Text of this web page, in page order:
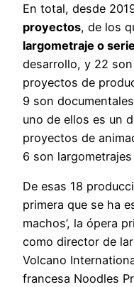
En total, desde
proyectos, de los
largometraje o serie
desarrollo, y 22
proyectos de
9 son
uno de ellos es un
proyectos de
6 son
De esas 18
primera que se ha
machos’, la ópera
como director de
Volcano
francesa Noodles